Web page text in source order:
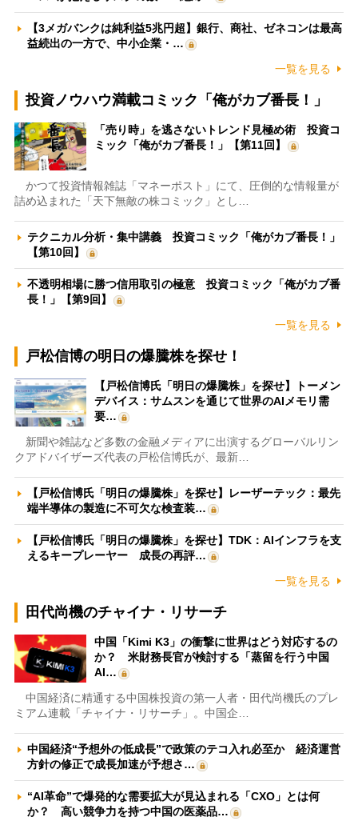
【3メガバンクは純利益5兆円超】銀行、商社、ゼネコンは最高
益続出の一方で、中小企業・…
一覧を見る
投資ノウハウ満載コミック「俺がカブ番長！」
「売り時」を逃さないトレンド見極め術 投資コ
ミック「俺がカブ番長！」【第11回】
かつて投資情報雑誌「マネーポスト」にて、圧倒的な情報量が
詰め込まれた「天下無敵の株コミック」とし…
テクニカル分析・集中講義 投資コミック「俺がカブ番長！」
【第10回】
不透明相場に勝つ信用取引の極意 投資コミック「俺がカブ番
長！」【第9回】
一覧を見る
戸松信博の明日の爆騰株を探せ！
【戸松信博氏「明日の爆騰株」を探せ】トーメン
デバイス：サムスンを通じて世界のAIメモリ需
要…
新聞や雑誌など多数の金融メディアに出演するグローバルリン
クアドバイザーズ代表の戸松信博氏が、最新…
【戸松信博氏「明日の爆騰株」を探せ】レーザーテック：最先
端半導体の製造に不可欠な検査装…
【戸松信博氏「明日の爆騰株」を探せ】TDK：AIインフラを支
えるキープレーヤー 成長の再評…
一覧を見る
田代尚機のチャイナ・リサーチ
中国「Kimi K3」の衝撃に世界はどう対応するの
か？ 米財務長官が検討する「蒸留を行う中国
AI…
中国経済に精通する中国株投資の第一人者・田代尚機氏のプレ
ミアム連載「チャイナ・リサーチ」。中国企…
中国経済“予想外の低成長”で政策のテコ入れ必至か 経済運営
方針の修正で成長加速が予想さ…
“AI革命”で爆発的な需要拡大が見込まれる「CXO」とは何
か？ 高い競争力を持つ中国の医薬品…